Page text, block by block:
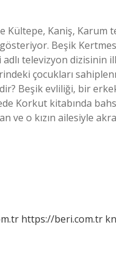
Kültepe, Kaniş,
Beşik
adlı televizyon
çocukları
Beşik evliliği, bir
Korkut kitabında
ve o kızın ailesiyle
https://beri.com.tr